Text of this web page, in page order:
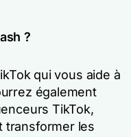
?
qui vous aide à
également
TikTok,
transformer les